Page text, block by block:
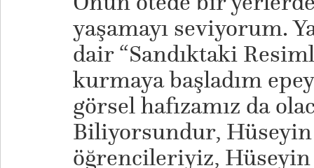
yaşamayı seviyorum.
dair “Sandıktaki
kurmaya başladım
görsel hafızamız da
Biliyorsundur,
öğrencileriyiz,